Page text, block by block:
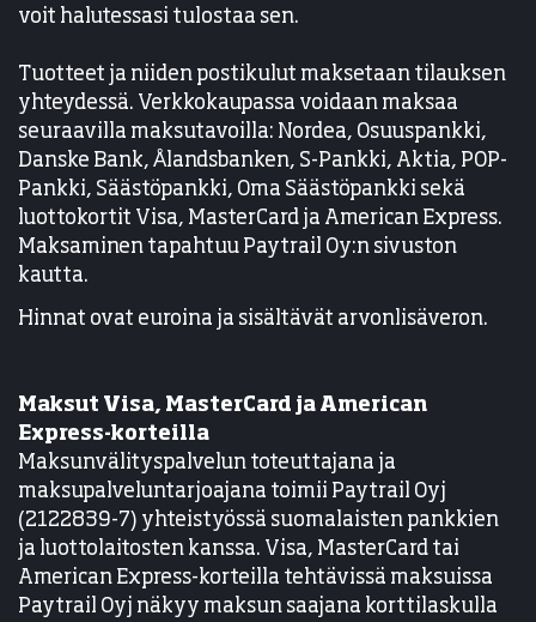
voit halutessasi tulostaa sen.
Tuotteet ja niiden postikulut maksetaan tilauksen
yhteydessä. Verkkokaupassa voidaan maksaa
seuraavilla maksutavoilla: Nordea, Osuuspankki,
Danske Bank, Ålandsbanken, S-Pankki, Aktia, POP-
Pankki, Säästöpankki, Oma Säästöpankki sekä
luottokortit Visa, MasterCard ja American Express.
Maksaminen tapahtuu Paytrail Oy:n sivuston
kautta.
Hinnat ovat euroina ja sisältävät arvonlisäveron.
Maksut Visa, MasterCard ja American
Express-korteilla
Maksunvälityspalvelun toteuttajana ja
maksupalveluntarjoajana toimii Paytrail Oyj
(2122839-7) yhteistyössä suomalaisten pankkien
ja luottolaitosten kanssa. Visa, MasterCard tai
American Express-korteilla tehtävissä maksuissa
Paytrail Oyj näkyy maksun saajana korttilaskulla